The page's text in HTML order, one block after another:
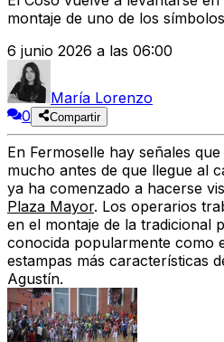
montaje de uno de los
6 junio 2026 a las 06:00
María Lorenzo
0
Compartir
En Fermoselle hay señales
mucho antes de que llegue al
ya ha comenzado a hacerse
Plaza Mayor. Los operarios
en el montaje de la tradicional
conocida popularmente como
estampas más características
Agustín.